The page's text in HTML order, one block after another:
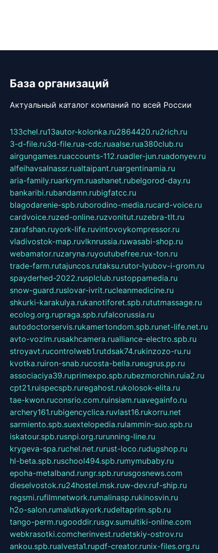
База организаций
Актуальный каталог компаний по всей России
133chel.ru13autor-kolonka.ru2864420.ru2rich.ru
3-d-file.ru3d-file.rua-cdc.ruaalse.rua380club.ru
airgungames.ruaccounts-112.ruadler-jun.ruadonyev.ru
alfeihavsalnassr.rualtaipant.ruargentinamia.ru
aria-family.ruarkrym.ruashanet.rubelgorod-day.ru
bankaribi.rubandamn.rubigfatcc.ru
blagodarenie-spb.ruborodino-media.rucard-voice.ru
cardvoice.ruzed-online.ruzvonitut.ruzebra-tlt.ru
zarafshan.ruyork-life.ruvintovoykompressor.ru
vladivostok-map.ruvlknrussia.ruwasabi-shop.ru
webamator.ruzaryna.ruyoutubefree.rux-ton.ru
trade-farm.rutajuncos.rutaksu.rutor-lyubov-i-grom.ru
spayderhed-2022.rusplclub.rustoppamedia.ru
snow-guard.ruslovar-ivrit.rucleanmedicine.ru
shkurki-karakulya.rukanotiforet.spb.rututmassage.ru
ecolog.org.rupraga.spb.rufalcorussia.ru
autodoctorservis.rukamertondom.spb.runet-life.net.ru
avto-vozim.rusakhcamera.rualliance-electro.spb.ru
stroyavt.rucontrolweb1.rutdsak74.rukinzozo-ru.ru
kvotka.ruiron-snab.rucosta-bella.rueugrus.pp.ru
associaciya39.ruprimexpo.spb.rubezmorchin.ruia2.ru
cpt21.ruispecspb.ruregahost.rukolosok-elita.ru
tae-kwon.ruconsrio.com.ruinsiam.ruavegainfo.ru
archery161.rubigencyclica.ruvlast16.rukorru.net
sarmiento.spb.suextelopedia.rulammin-suo.spb.ru
iskatour.spb.rusnpi.org.rurunning-line.ru
krygeva-spa.ruchel.net.rurust-loco.rudugshop.ru
hl-beta.spb.ruschool494.spb.rumymubaby.ru
epoha-metalband.rungr.spb.rurusgosnews.com
dieselvostok.ru24hostel.msk.ruw-dev.ruf-ship.ru
regsmi.rufilmnetwork.rumalinasp.rukinosvin.ru
h2o-salon.rumalutkayork.rudeltaprim.spb.ru
tango-perm.rugooddir.rusgv.sumultiki-online.com
webkrasotki.comcherinvest.rudetskiy-ostrov.ru
ankou.spb.rualvesta1.rupdf-creator.runix-files.org.ru